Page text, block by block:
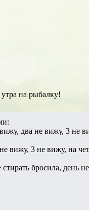
на рыбалку!
два не вижу, 3 не
вижу, 3 не вижу, на
бросила, день